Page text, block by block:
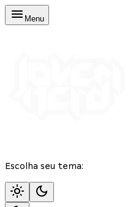
Menu
Escolha seu tema: